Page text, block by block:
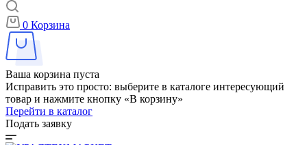
0 Корзина
Ваша корзина пуста
Исправить это просто: выберите в каталоге интересующий
товар и нажмите кнопку «В корзину»
Перейти в каталог
Подать заявку